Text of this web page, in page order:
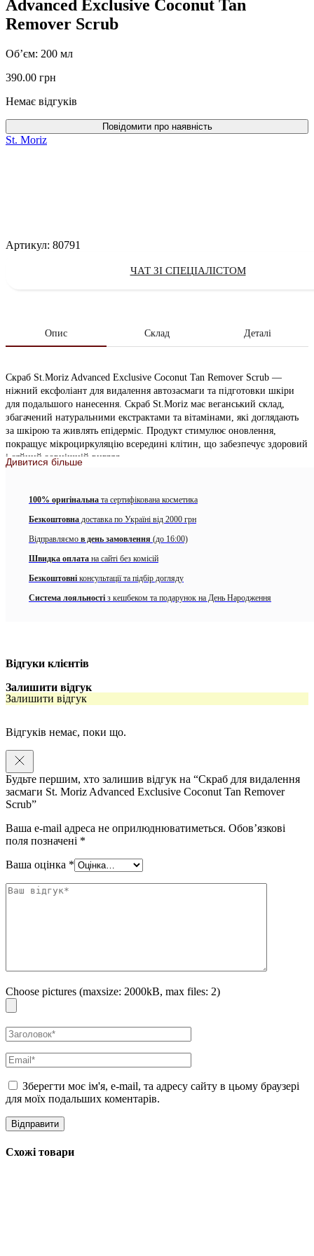
Advanced Exclusive Coconut Tan
Remover Scrub
Об’єм: 200 мл
390.00 грн
Немає відгуків
St. Moriz
Артикул: 80791
ЧАТ ЗІ СПЕЦІАЛІСТОМ
Опис Склад Деталі
Скраб St.Moriz Advanced Exclusive Coconut Tan Remover Scrub —
ніжний ексфоліант для видалення автозасмаги та підготовки шкіри
для подальшого нанесення. Скраб St.Moriz має веганський склад,
збагачений натуральними екстрактами та вітамінами, які доглядають
за шкірою та живлять епідерміс. Продукт стимулює оновлення,
покращує мікроциркуляцію всередині клітин, що забезпечує здоровий
і сяйний зовнішній вигляд.
себуму та ороговілі шари шкіри. Скраб вирівнює рельєф, м’яко
відлущує змертвілі клітини, що полегшує процес створення й
рівномірного нанесення засмаги. Завдяки скрабуванню, шкіра набуває
гладкості та м’якості, що гарантує стійкість і інтенсивність відтінку.
Видаляє засоби для автозасмаги та очищає поверхню шкіри;
Забезпечує м’яку ексфоліацію;
Дбайливо відлущує ороговілі частинки епідермісу;
Зволожує й живить клітини шкіри;
нанесення автобронзатів;
Веганський склад із натуральною олією кокоса.
Об’єм: 200 мл
Спосіб застосування: Нанесіть засіб на тіло, приділяючи особливу
увагу ділянкам сухої шкіри. М’‎яко вмасажуйте в шкіру, потім
ретельно змийте. Нанесіть автозасмагу.
Дивитися більше
100% оригінальна та сертифікована косметика
Безкоштовна доставка по Україні від 2000 грн
Відправляємо в день замовлення (до 16:00)
Швидка оплата на сайті без комісій
Безкоштовні консультації та підбір догляду
Система лояльності з кешбеком та подарунок на День Народження
Відгуки клієнтів
Залишити відгук
Залишити відгук
Відгуків немає, поки що.
Будьте першим, хто залишив відгук на “Скраб для видалення
засмаги St. Moriz Advanced Exclusive Coconut Tan Remover
Scrub”
Ваша e-mail адреса не оприлюднюватиметься. Обов’язкові
поля позначені *
Ваша оцінка *
Choose pictures (maxsize: 2000kB, max files: 2)
Зберегти моє ім'я, e-mail, та адресу сайту в цьому браузері
для моїх подальших коментарів.
Схожі товари